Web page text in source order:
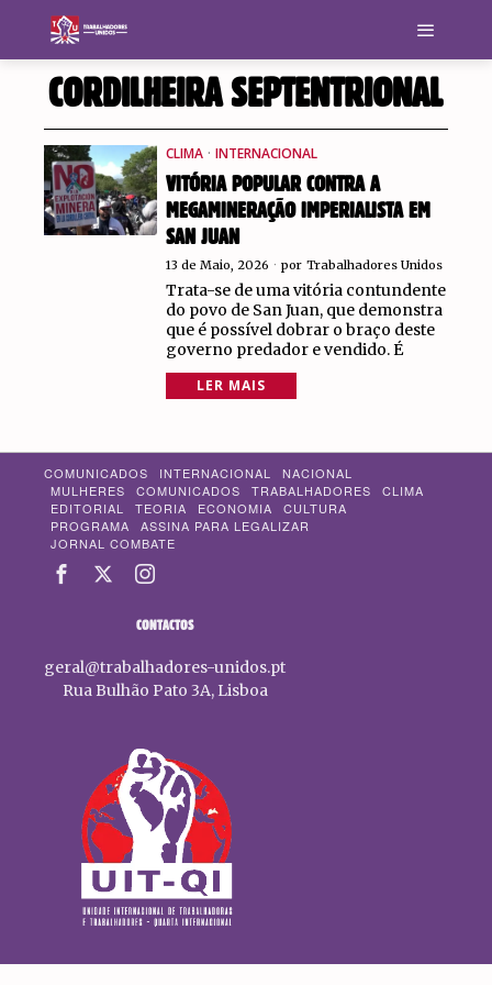
CORDILHEIRA SEPTENTRIONAL
CLIMA · INTERNACIONAL
VITÓRIA POPULAR CONTRA A
MEGAMINERAÇÃO IMPERIALISTA EM
SAN JUAN
13 de Maio, 2026 por Trabalhadores Unidos
Trata-se de uma vitória contundente
do povo de San Juan, que demonstra
que é possível dobrar o braço deste
governo predador e vendido. É
LER MAIS
COMUNICADOS INTERNACIONAL
NACIONAL
MULHERES
COMUNICADOS TRABALHADORES
CLIMA
EDITORIAL
TEORIA ECONOMIA
CULTURA
PROGRAMA
ASSINA PARA LEGALIZAR
JORNAL COMBATE
CONTACTOS
geral@trabalhadores-unidos.pt
Rua Bulhão Pato 3A, Lisboa